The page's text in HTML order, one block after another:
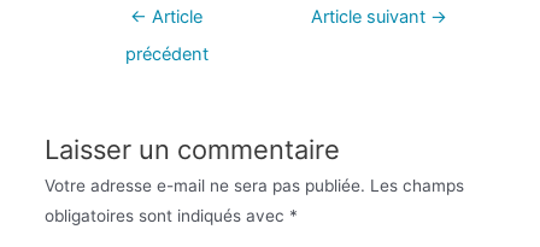
← Article
précédent
Article suivant →
Laisser un commentaire
Votre adresse e-mail ne sera pas publiée. Les champs
obligatoires sont indiqués avec *